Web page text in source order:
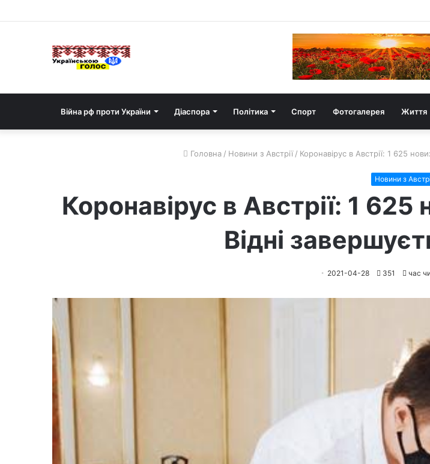
Війна рф проти України Діаспора Політика Спорт Фотогалерея Життя
Головна / Новини з Австрії / Коронавірус в Австрії: 1 625
Новини з
Коронавірус в Австрії: 1
Відні
2021-04-28 351 час